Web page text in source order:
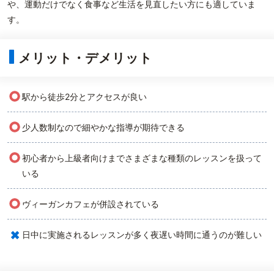
や、運動だけでなく食事など生活を見直したい方にも適していま
す。
メリット・デメリット
○駅から徒歩2分とアクセスが良い
○ 少人数制なので細やかな指導が期待できる
○初心者から上級者向けまでさまざまな種類のレッスンを扱って
いる
○ ヴィーガンカフェが併設されている
× 日中に実施されるレッスンが多く夜遅い時間に通うのが難しい